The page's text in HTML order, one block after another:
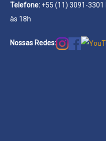
Telefone: +55 (11) 3091-3301
às 18h
Nossas Redes: